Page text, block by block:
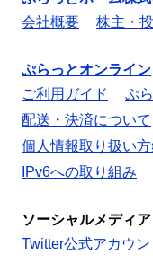
会社概要
株主・
ぷらっとオンライン
ご利用ガイド
ぷ
配送・決済について
個人情報取り扱い
IPv6への取り組み
ソーシャルメディア
Twitter公式アカウン